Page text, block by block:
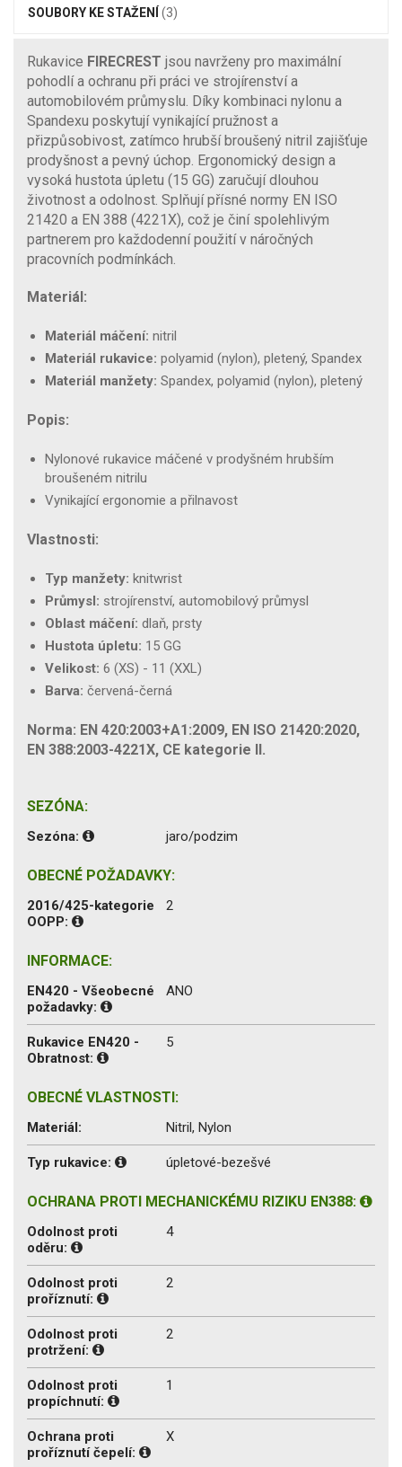
SOUBORY KE STAŽENÍ (3)
Rukavice FIRECREST jsou navrženy pro maximální
pohodlí a ochranu při práci ve strojírenství a
automobilovém průmyslu. Díky kombinaci nylonu a
Spandexu poskytují vynikající pružnost a
přizpůsobivost, zatímco hrubší broušený nitril zajišťuje
prodyšnost a pevný úchop. Ergonomický design a
vysoká hustota úpletu (15 GG) zaručují dlouhou
životnost a odolnost. Splňují přísné normy EN ISO
21420 a EN 388 (4221X), což je činí spolehlivým
partnerem pro každodenní použití v náročných
pracovních podmínkách.
Materiál:
Materiál máčení: nitril
Materiál rukavice: polyamid (nylon), pletený, Spandex
Materiál manžety: Spandex, polyamid (nylon), pletený
Popis:
Nylonové rukavice máčené v prodyšném hrubším
broušeném nitrilu
Vynikající ergonomie a přilnavost
Vlastnosti:
Typ manžety: knitwrist
Průmysl: strojírenství, automobilový průmysl
Oblast máčení: dlaň, prsty
Hustota úpletu: 15 GG
Velikost: 6 (XS) - 11 (XXL)
Barva: červená-černá
Norma: EN 420:2003+A1:2009, EN ISO 21420:2020,
EN 388:2003-4221X, CE kategorie II.
SEZÓNA:
Sezóna: jaro/podzim
OBECNÉ POŽADAVKY:
2016/425-kategorie
OOPP:
2
INFORMACE:
EN420 - Všeobecné
požadavky:
ANO
Rukavice EN420 -
Obratnost:
5
OBECNÉ VLASTNOSTI:
Materiál: Nitril, Nylon
Typ rukavice: úpletové-bezešvé
OCHRANA PROTI MECHANICKÉMU RIZIKU EN388:
Odolnost proti
oděru:
4
Odolnost proti
proříznutí:
2
Odolnost proti
protržení:
2
Odolnost proti
propíchnutí:
1
Ochrana proti
proříznutí čepelí:
X